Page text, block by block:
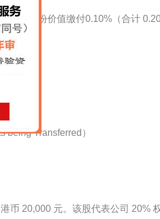
别就股份价值缴付0.10%（合计
being Transferred）
币 20,000 元。该股代表公司 20%